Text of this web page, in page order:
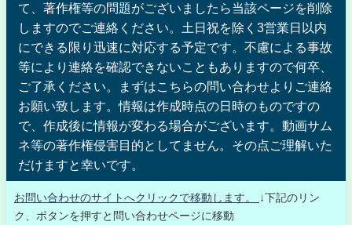
て、著作権等の問題がございましたら当該ページを削除
しますのでご連絡ください。土日祝を除く3営業日以内
にできる限り迅速に対応する予定です。不慮による事故
等により連絡を確認できないこともありますので何卒、
ご了承ください。まずはこちらの問い合わせよりご連絡
お願い致します。情報は作成時点の日時のものですの
で、作成後に情報が変わる場合がございます。動画サム
ネ等の著作権侵害目的としてません。その点ご理解いた
だけますと幸いです。
お問い合わせのサイトへクリックで移動します。
↓下記のリン
ク、ボタンを押すと問い合わせページに移動